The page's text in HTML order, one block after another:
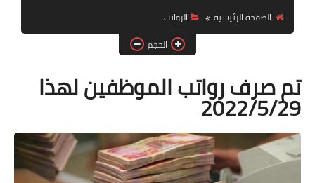
قطع الاراضي
الصفحة الرئيسية
الرواتب
الحجم
تم صرف رواتب الموظفين لهذا
2022/5/29